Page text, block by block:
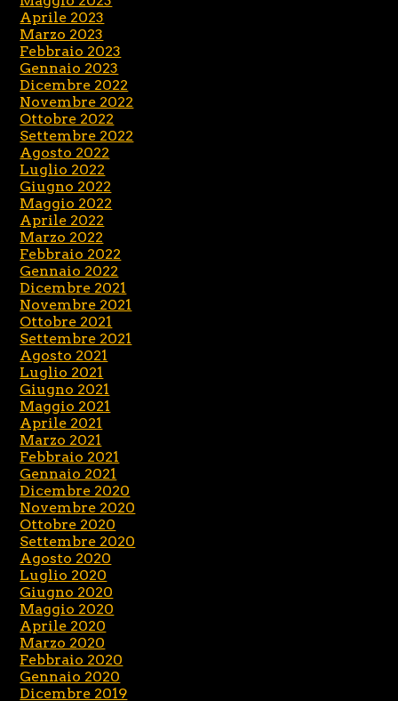
Aprile 2023
Marzo 2023
Febbraio 2023
Gennaio 2023
Dicembre 2022
Novembre 2022
Ottobre 2022
Settembre 2022
Agosto 2022
Luglio 2022
Giugno 2022
Maggio 2022
Aprile 2022
Marzo 2022
Febbraio 2022
Gennaio 2022
Dicembre 2021
Novembre 2021
Ottobre 2021
Settembre 2021
Agosto 2021
Luglio 2021
Giugno 2021
Maggio 2021
Aprile 2021
Marzo 2021
Febbraio 2021
Gennaio 2021
Dicembre 2020
Novembre 2020
Ottobre 2020
Settembre 2020
Agosto 2020
Luglio 2020
Giugno 2020
Maggio 2020
Aprile 2020
Marzo 2020
Febbraio 2020
Gennaio 2020
Dicembre 2019